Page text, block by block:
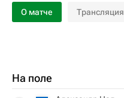
О матче Трансляция
На поле